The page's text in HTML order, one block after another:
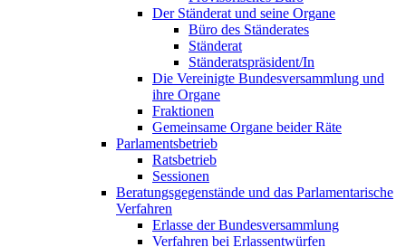
Der Ständerat und seine Organe
Büro des Ständerates
Ständerat
Ständeratspräsident/In
Die Vereinigte Bundesversammlung und
ihre Organe
Fraktionen
Gemeinsame Organe beider Räte
Parlamentsbetrieb
Ratsbetrieb
Sessionen
Beratungsgegenstände und das Parlamentarische
Verfahren
Erlasse der Bundesversammlung
Verfahren bei Erlassentwürfen